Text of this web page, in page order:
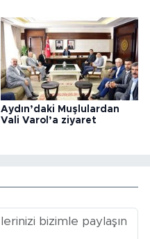
Aydın’daki Muşlulardan
Vali Varol’a ziyaret